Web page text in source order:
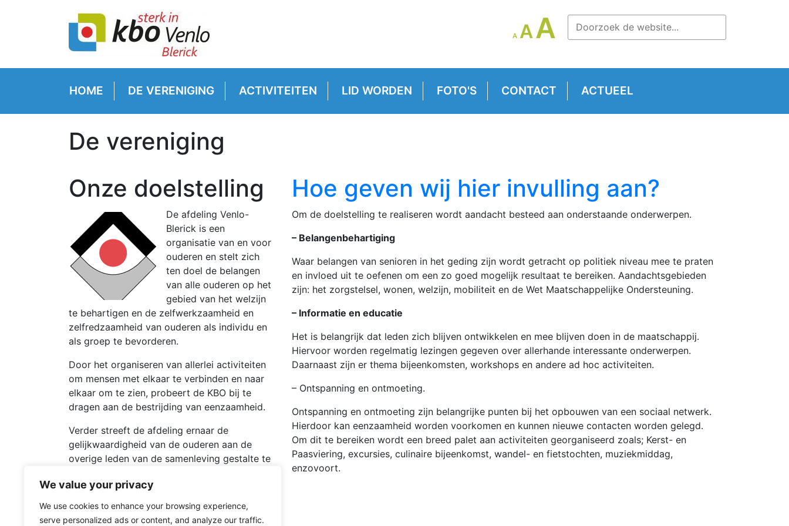
We value your privacy
We use cookies to enhance your browsing experience,
serve personalized ads or content, and analyze our traffic.
A
LETTERTYPE
VERKLEINEN.
ALETTERTYPE
RESETTEN.
A LETTERTYPE
GROOTTE
VERGROTEN.
HOME DE VERENIGING ACTIVITEITEN LID WORDEN FOTO'S CONTACT ACTUEEL
De vereniging
Onze doelstelling
De afdeling Venlo-
Blerick is een
organisatie van en voor
ouderen en stelt zich
ten doel de belangen
van alle ouderen op het
gebied van het welzijn
te behartigen en de zelfwerkzaamheid en
zelfredzaamheid van ouderen als individu en
als groep te bevorderen.
Door het organiseren van allerlei activiteiten
om mensen met elkaar te verbinden en naar
elkaar om te zien, probeert de KBO bij te
dragen aan de bestrijding van eenzaamheid.
Verder streeft de afdeling ernaar de
gelijkwaardigheid van de ouderen aan de
overige leden van de samenleving gestalte te
voor ouderen, in het bijzonder die van de
eigen leden.
Hoe geven wij hier invulling aan?
Om de doelstelling te realiseren wordt aandacht besteed aan onderstaande onderwerpen.
– Belangenbehartiging
Waar belangen van senioren in het geding zijn wordt getracht op politiek niveau mee te praten
en invloed uit te oefenen om een zo goed mogelijk resultaat te bereiken. Aandachtsgebieden
zijn: het zorgstelsel, wonen, welzijn, mobiliteit en de Wet Maatschappelijke Ondersteuning.
– Informatie en educatie
Het is belangrijk dat leden zich blijven ontwikkelen en mee blijven doen in de maatschappij.
Hiervoor worden regelmatig lezingen gegeven over allerhande interessante onderwerpen.
Daarnaast zijn er thema bijeenkomsten, workshops en andere ad hoc activiteiten.
– Ontspanning en ontmoeting.
Ontspanning en ontmoeting zijn belangrijke punten bij het opbouwen van een sociaal netwerk.
Hierdoor kan eenzaamheid worden voorkomen en kunnen nieuwe contacten worden gelegd.
Om dit te bereiken wordt een breed palet aan activiteiten georganiseerd zoals; Kerst- en
Paasviering, excursies, culinaire bijeenkomst, wandel- en fietstochten, muziekmiddag,
enzovoort.